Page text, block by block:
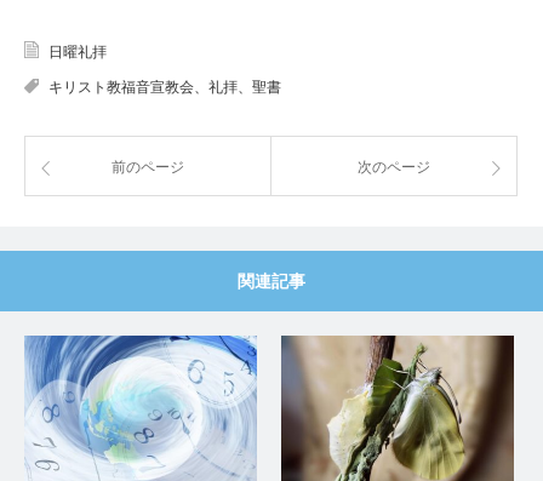
日曜礼拝
キリスト教福音宣教会、礼拝、聖書
前のページ 次のページ
関連記事